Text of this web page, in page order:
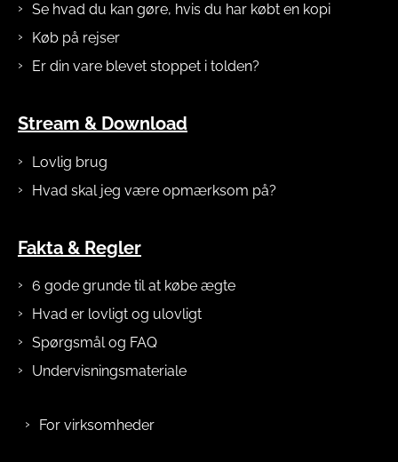
Se hvad du kan gøre, hvis du har købt en kopi
Køb på rejser
Er din vare blevet stoppet i tolden?
Stream & Download
Lovlig brug
Hvad skal jeg være opmærksom på?
Fakta & Regler
6 gode grunde til at købe ægte
Hvad er lovligt og ulovligt
Spørgsmål og FAQ
Undervisningsmateriale
For virksomheder